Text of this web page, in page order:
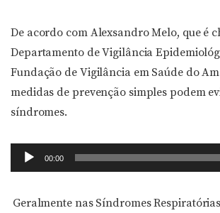
De acordo com Alexsandro Melo, que é
Departamento de Vigilância
Fundação de Vigilância em Saúde do
medidas de prevenção simples podem
síndromes.
Tocador
de
00:00
Geralmente nas Síndromes